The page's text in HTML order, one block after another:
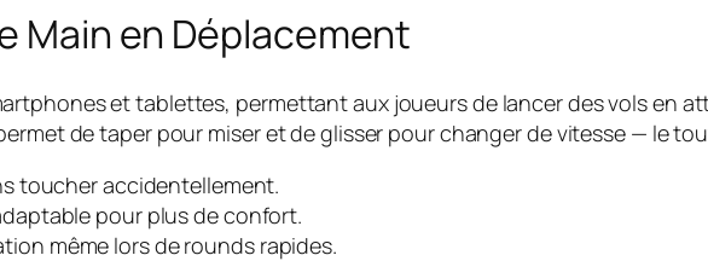
Main en Déplacement
et tablettes, permettant aux joueurs de lancer des vols en
de taper pour miser et de glisser pour changer de vitesse — le
toucher accidentellement.
pour plus de confort.
même lors de rounds rapides.